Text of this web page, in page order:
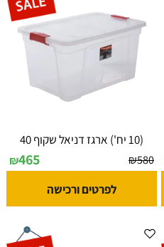
(10 יח') ארגז דניאל שקוף 40
₪580
₪465
לפרטים ורכישה